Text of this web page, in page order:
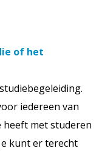
of het
iedereen van
heeft met studeren
kunt er terecht